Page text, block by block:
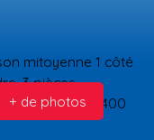
+ de photos